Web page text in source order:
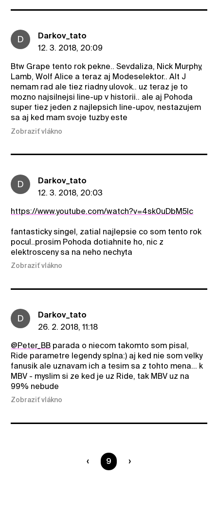
D
Darkov_tato
12. 3. 2018, 20:09
Btw Grape tento rok pekne.. Sevdaliza, Nick Murphy,
Lamb, Wolf Alice a teraz aj Modeselektor.. Alt J
nemam rad ale tiez riadny ulovok.. uz teraz je to
mozno najsilnejsi line-up v historii.. ale aj Pohoda
super tiez jeden z najlepsich line-upov, nestazujem
sa aj ked mam svoje tuzby este
Zobraziť vlákno
D
Darkov_tato
12. 3. 2018, 20:03
https://www.youtube.com/watch?v=4sk0uDbM5lc
fantasticky singel, zatial najlepsie co som tento rok
pocul..prosim Pohoda dotiahnite ho, nic z
elektrosceny sa na neho nechyta
Zobraziť vlákno
D
Darkov_tato
26. 2. 2018, 11:18
@Peter_BB parada o niecom takomto som pisal,
Ride parametre legendy splna:) aj ked nie som velky
fanusik ale uznavam ich a tesim sa z tohto mena... k
MBV - myslim si ze ked je uz Ride, tak MBV uz na
99% nebude
Zobraziť vlákno
Ste na strane
9